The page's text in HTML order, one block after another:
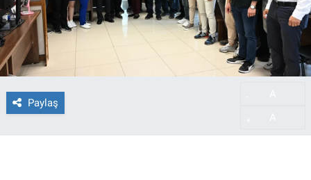
Paylaş
Haber Arşivi